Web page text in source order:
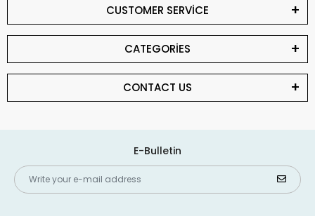
CUSTOMER SERVİCE
CATEGORİES
CONTACT US
E-Bulletin